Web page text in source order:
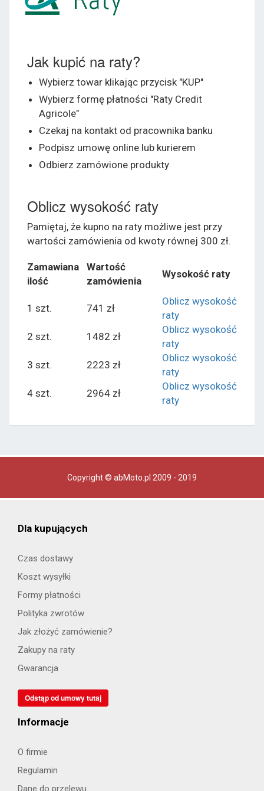
Jak kupić na raty?
Wybierz towar klikając przycisk "KUP"
Wybierz formę płatności "Raty Credit
Agricole"
Czekaj na kontakt od pracownika banku
Podpisz umowę online lub kurierem
Odbierz zamówione produkty
Oblicz wysokość raty
Pamiętaj, że kupno na raty możliwe jest przy
wartości zamówienia od kwoty równej 300 zł.
Zamawiana
ilość
Wartość
zamówienia
Wysokość raty
1 szt. 741 zł
Oblicz wysokość
raty
2 szt.
1482 zł
Oblicz wysokość
raty
3 szt.
2223 zł
Oblicz wysokość
raty
4 szt.
2964 zł
Oblicz wysokość
raty
Copyright © abMoto.pl 2009 - 2019
Dla kupujących
Czas dostawy
Koszt wysyłki
Formy płatności
Polityka zwrotów
Jak złożyć zamówienie?
Zakupy na raty
Gwarancja
Odstąp od umowy tutaj
Informacje
O firmie
Regulamin
Dane do przelewu